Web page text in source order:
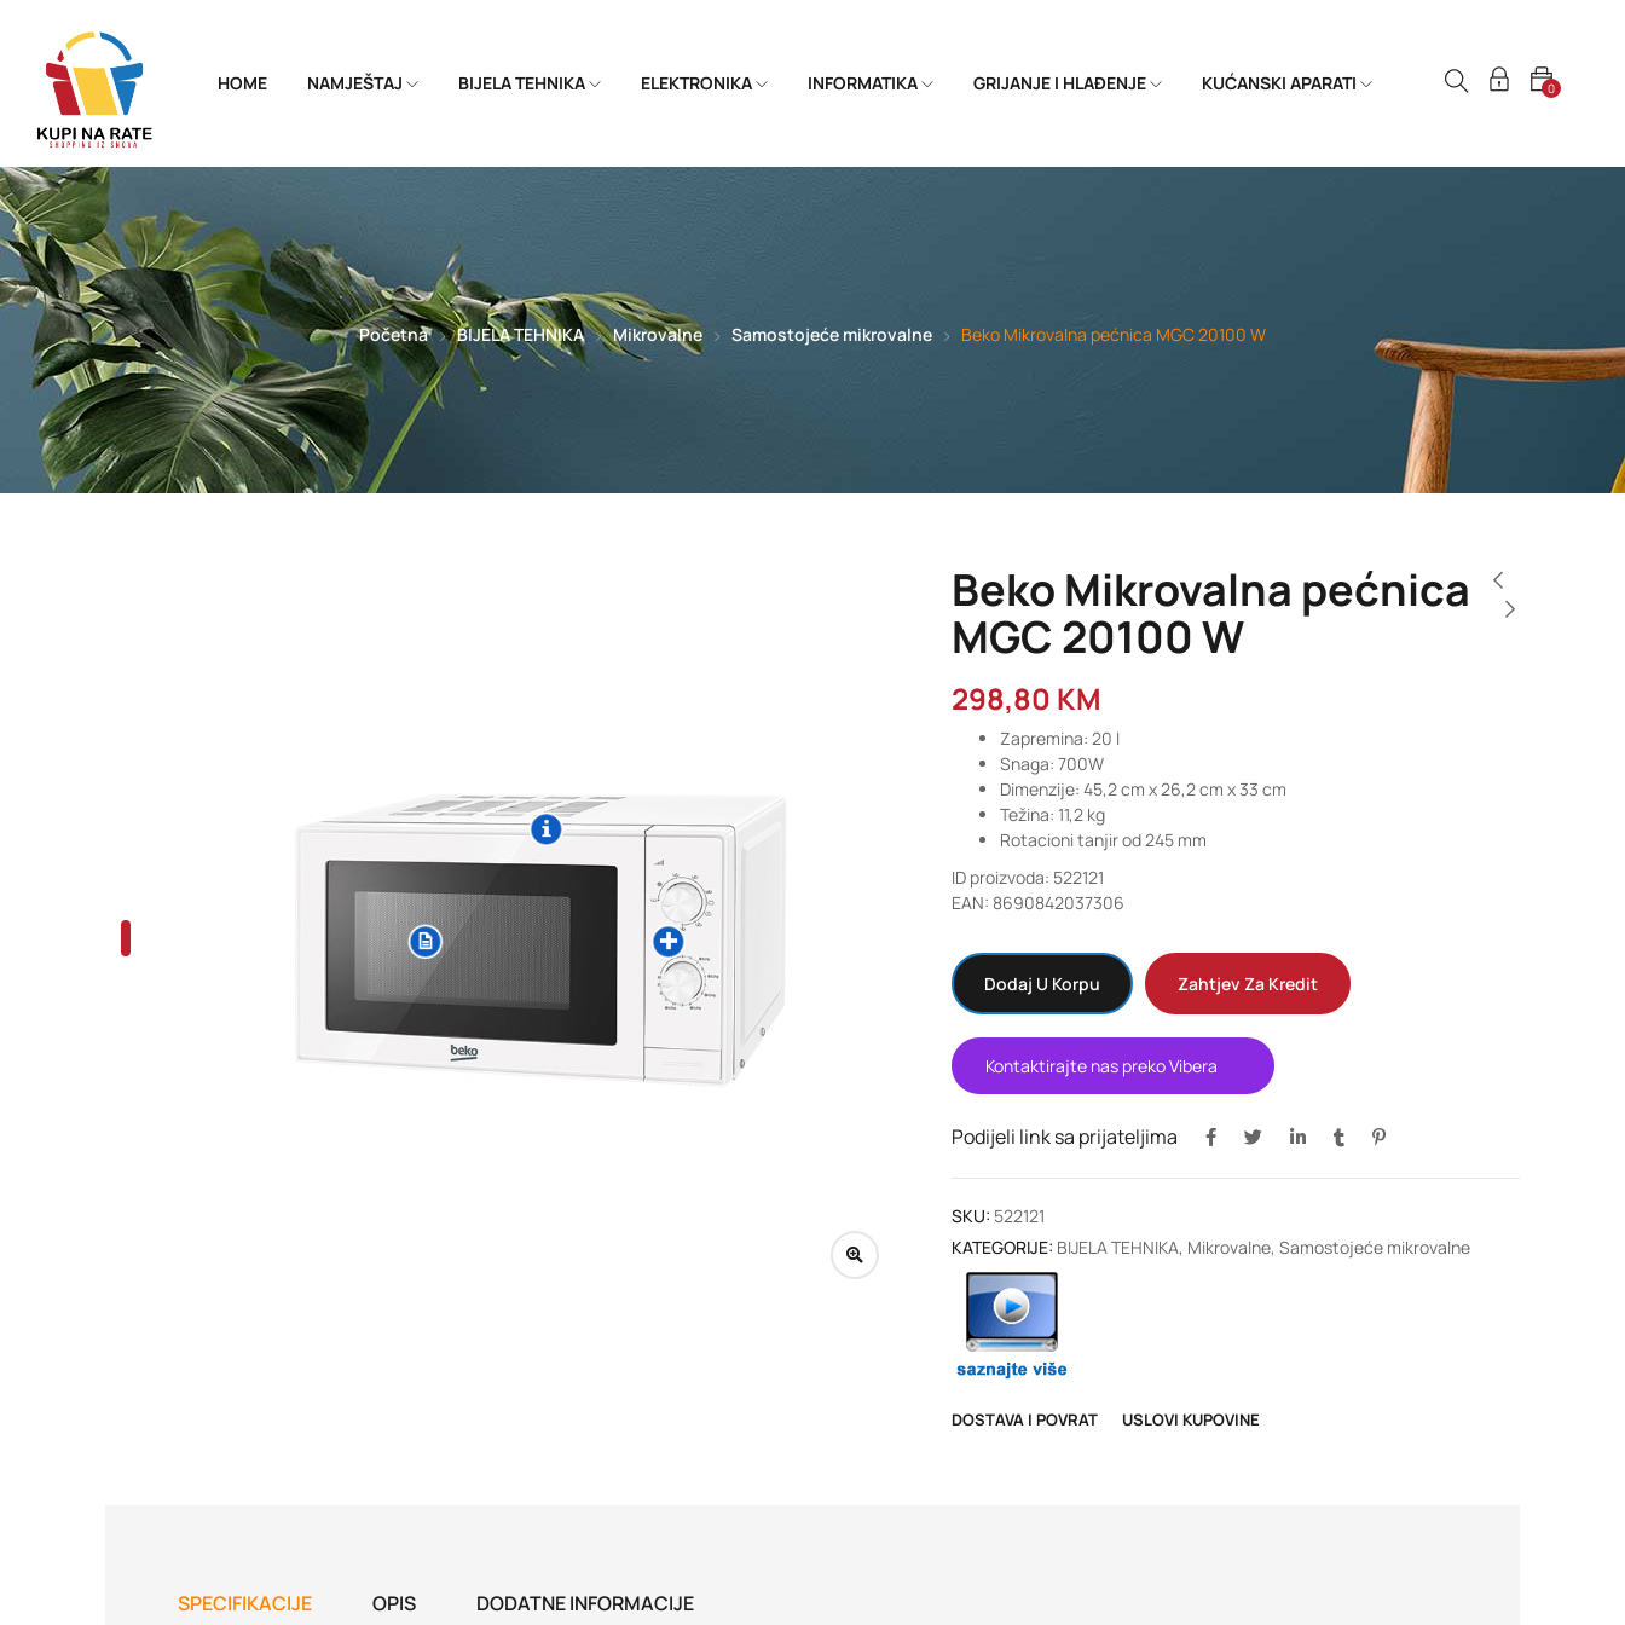
HOME NAMJEŠTAJ BIJELA TEHNIKA ELEKTRONIKA INFORMATIKA GRIJANJE I HLAĐENJE KUĆANSKI APARATI 0
Početna BIJELA TEHNIKA Mikrovalne Samostojeće mikrovalne Beko Mikrovalna pećnica MGC 20100 W
Beko Mikrovalna pećnica
MGC 20100 W
298,80 KM
Zapremina: 20 l
Snaga: 700W
Dimenzije: 45,2 cm x 26,2 cm x 33 cm
Težina: 11,2 kg
Rotacioni tanjir od 245 mm
ID proizvoda: 522121
EAN: 8690842037306
Dodaj U Korpu Zahtjev Za Kredit
Kontaktirajte nas preko Vibera
Podijeli link sa prijateljima
SKU: 522121
KATEGORIJE: BIJELA TEHNIKA, Mikrovalne, Samostojeće mikrovalne
DOSTAVA I POVRAT USLOVI KUPOVINE
SPECIFIKACIJE OPIS DODATNE INFORMACIJE